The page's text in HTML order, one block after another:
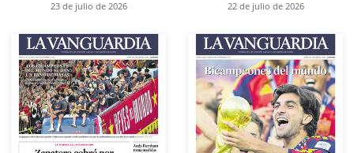
23 de julio de 2026 22 de julio de 2026